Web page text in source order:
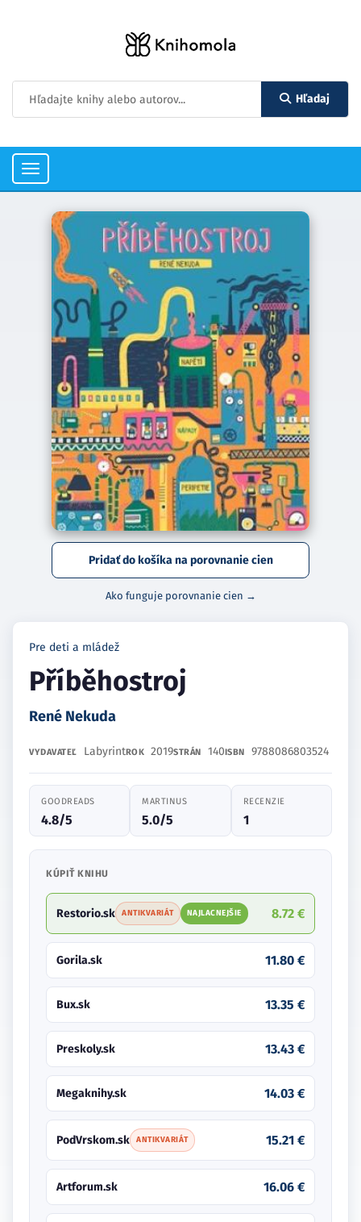
Hľadaj
Toggle
navigation
Pridať do košíka na porovnanie cien
Ako funguje porovnanie cien →
Pre deti a mládež
Příběhostroj
René Nekuda
VYDAVATEĽ LabyrintROK 2019STRÁN 140ISBN 9788086803524
GOODREADS
4.8/5
MARTINUS
5.0/5
RECENZIE
1
KÚPIŤ KNIHU
Restorio.sk ANTIKVARIÁT NAJLACNEJŠIE 8.72 €
Gorila.sk 11.80 €
Bux.sk 13.35 €
Preskoly.sk 13.43 €
Megaknihy.sk 14.03 €
PodVrskom.sk ANTIKVARIÁT 15.21 €
Artforum.sk 16.06 €